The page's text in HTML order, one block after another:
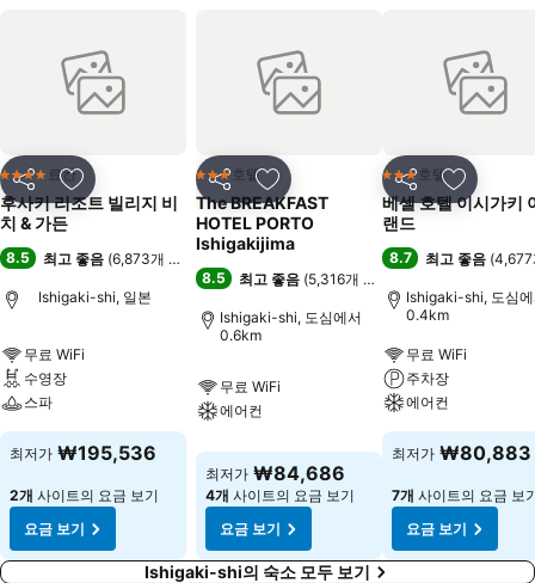
공유 즐겨찾기에 추가
4 성급 료칸
후사키 리조트 빌리지 비
치 & 가든
8.5 최고 좋음 (6,873개 평점
Ishigaki-shi, 일본
무료 WiFi
수영장
스파
최저가 ₩195,536
2개 사이트의 요금 보기
요금 보기
공유 즐겨찾기에 추가
3 성급호텔
The BREAKFAST
HOTEL PORTO
Ishigakijima
8.5 최고 좋음 (5,316개 평점
Ishigaki-shi, 도심에서
0.6km
무료 WiFi
에어컨
최저가 ₩84,686
4개 사이트의 요금 보기
요금 보기
공유 즐겨찾기
3 성급호텔
베셀 호텔 이시가키
랜드
8.7 최고 좋음 (4,677
Ishigaki-shi, 도심
0.4km
무료 WiFi
주차장
에어컨
최저가 ₩80,883
7개 사이트의 요금 보
요금 보기
Ishigaki-shi의 숙소 모두 보기